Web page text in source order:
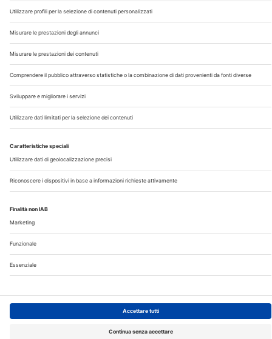
Contatti
Note Legali
Privacy
©2026 Edra S.p.a | www.edraspa.it | P.iva 08056040960
| Tel. 02/881841 | Sede legale: Viale Enrico Forlanini 21 -
20134 Milano (Italy)
Registrazione Tribunale di Milano n° 5578/2022 del